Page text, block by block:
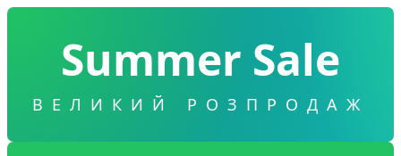
Summer Sale
ВЕЛИКИЙ РОЗПРОДАЖ